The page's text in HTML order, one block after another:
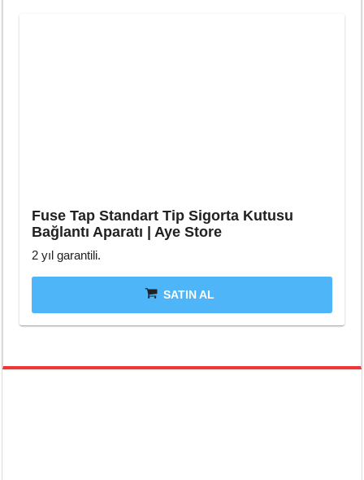
Fuse Tap Standart Tip Sigorta Kutusu
Bağlantı Aparatı | Aye Store
2 yıl garantili.
SATIN AL